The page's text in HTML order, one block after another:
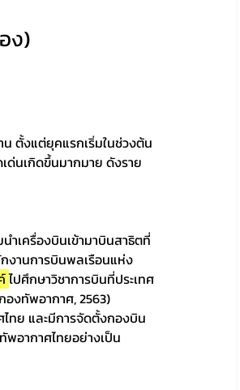
ง)
น ตั้งแต่ยุคแรกเริ่มในช่วงต้น
นเกิดขึ้นมากมาย ดังราย
ำเครื่องบินเข้ามาบินสาธิตที่
งานการบินพลเรือนแห่ง
ไปศึกษาวิชาการบินที่ประเทศ
องทัพอากาศ, 2563)
ไทย และมีการจัดตั้งกองบิน
อากาศไทยอย่างเป็น